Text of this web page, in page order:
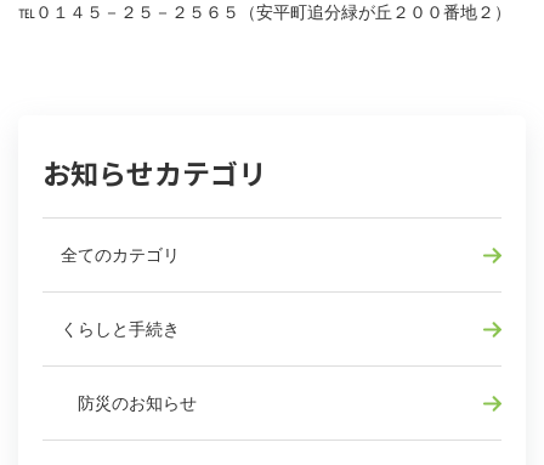
℡０１４５－２５－２５６５（安平町追分緑が丘２００番地２）
お知らせカテゴリ
全てのカテゴリ
くらしと手続き
防災のお知らせ